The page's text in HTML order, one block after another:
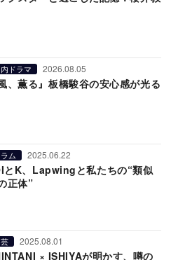
ドラマ 2026.08.05
風、薫る』板橋駿谷の安心感が光る
ム 2025.06.22
とK、Lapwingと私たちの“類似
正体”
2025.08.01
× ISHIYAが明かす、噂の